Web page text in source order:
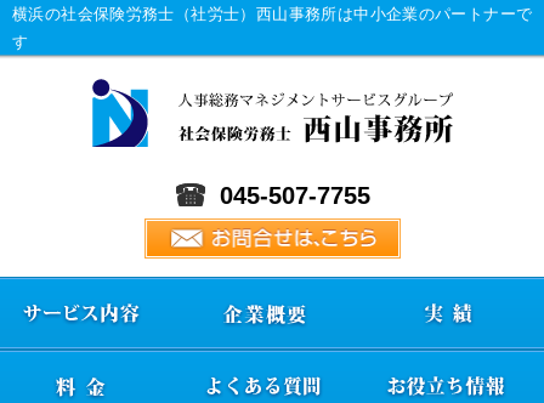
横浜の社会保険労務士（社労士）西山事務所は中小企業のパートナーで
す
045-507-7755